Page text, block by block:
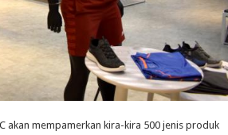
akan mempamerkan kira-kira 500 jenis produk